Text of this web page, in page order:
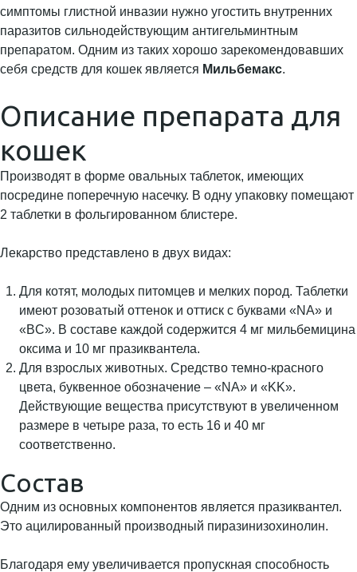
симптомы глистной инвазии нужно угостить внутренних
паразитов сильнодействующим антигельминтным
препаратом. Одним из таких хорошо зарекомендовавших
себя средств для кошек является Мильбемакс.
Описание препарата для
кошек
Производят в форме овальных таблеток, имеющих
посредине поперечную насечку. В одну упаковку помещают
2 таблетки в фольгированном блистере.
Лекарство представлено в двух видах:
Для котят, молодых питомцев и мелких пород. Таблетки
имеют розоватый оттенок и оттиск с буквами «NA» и
«BC». В составе каждой содержится 4 мг мильбемицина
оксима и 10 мг празиквантела.
Для взрослых животных. Средство темно-красного
цвета, буквенное обозначение – «NA» и «KK».
Действующие вещества присутствуют в увеличенном
размере в четыре раза, то есть 16 и 40 мг
соответственно.
Состав
Одним из основных компонентов является празиквантел.
Это ацилированный производный пиразинизохинолин.
Благодаря ему увеличивается пропускная способность